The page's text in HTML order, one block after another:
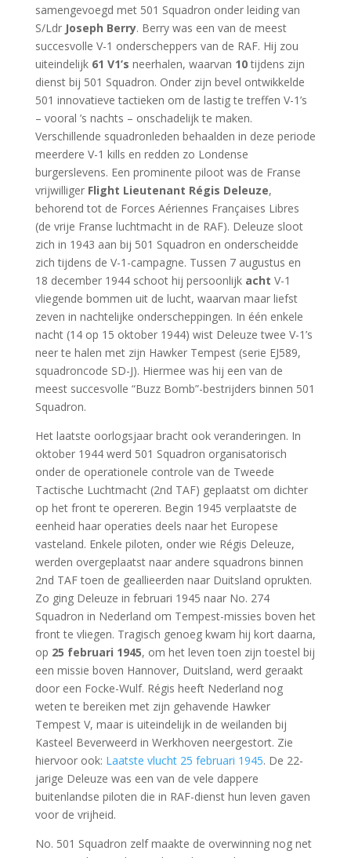
samengevoegd met 501 Squadron onder leiding van
S/Ldr Joseph Berry. Berry was een van de meest
succesvolle V-1 onderscheppers van de RAF. Hij zou
uiteindelijk 61 V1’s neerhalen, waarvan 10tijdens zijn
dienst bij 501 Squadron. Onder zijn bevel ontwikkelde
501 innovatieve tactieken om de lastig te treffen V-1’s
– vooral ’s nachts – onschadelijk te maken.
Verschillende squadronleden behaalden in deze periode
meerdere V-1 kills en redden zo Londense
burgerslevens. Een prominente piloot was de Franse
vrijwilliger Flight Lieutenant Régis Deleuze,
behorend tot de Forces Aériennes Françaises Libres
(de vrije Franse luchtmacht in de RAF). Deleuze sloot
zich in 1943 aan bij 501 Squadron en onderscheidde
zich tijdens de V-1-campagne. Tussen 7 augustus en
18 december 1944 schoot hij persoonlijk acht V-1
vliegende bommen uit de lucht, waarvan maar liefst
zeven in nachtelijke onderscheppingen. In één enkele
nacht (14 op 15 oktober 1944) wist Deleuze twee V-1’s
neer te halen met zijn Hawker Tempest (serie EJ589,
squadroncode SD-J). Hiermee was hij een van de
meest succesvolle “Buzz Bomb”-bestrijders binnen 501
Squadron.
Het laatste oorlogsjaar bracht ook veranderingen. In
oktober 1944 werd 501 Squadron organisatorisch
onder de operationele controle van de Tweede
Tactische Luchtmacht (2nd TAF) geplaatst om dichter
op het front te opereren. Begin 1945 verplaatste de
eenheid haar operaties deels naar het Europese
vasteland. Enkele piloten, onder wie Régis Deleuze,
werden overgeplaatst naar andere squadrons binnen
2nd TAF toen de geallieerden naar Duitsland oprukten.
Zo ging Deleuze in februari 1945 naar No. 274
Squadron in Nederland om Tempest-missies boven het
front te vliegen. Tragisch genoeg kwam hij kort daarna,
op 25 februari 1945, om het leven toen zijn toestel bij
een missie boven Hannover, Duitsland, werd geraakt
door een Focke-Wulf. Régis heeft Nederland nog
weten te bereiken met zijn gehavende Hawker
Tempest V, maar is uiteindelijk in de weilanden bij
Kasteel Beverweerd in Werkhoven neergestort. Zie
hiervoor ook: Laatste vlucht 25 februari 1945. De 22-
jarige Deleuze was een van de vele dappere
buitenlandse piloten die in RAF-dienst hun leven gaven
voor de vrijheid.
No. 501 Squadron zelf maakte de overwinning nog net